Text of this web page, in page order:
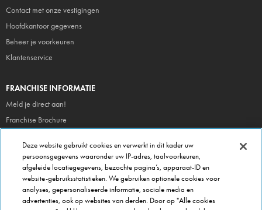
Contact met onze vestigingen
Hoofdkantoor gegevens
Beheer je voorkeuren
Klantenservice
FRANCHISE INFORMATIE
Meld je direct aan!
Franchise Brochure
OVER DOMINOS
Newsroom
Werken bij Domino's
Deze website gebruikt cookies en verwerkt in dit kader uw
persoonsgegevens waaronder uw IP-adres, taalvoorkeuren,
afgeleide locatiegegevens, bezochte pagina’s, apparaat-ID en
website-gebruiksstatistieken. We gebruiken optionele cookies voor
analyses, gepersonaliseerde informatie, sociale media en
advertenties, ook op websites van derden. Door op "Alle cookies